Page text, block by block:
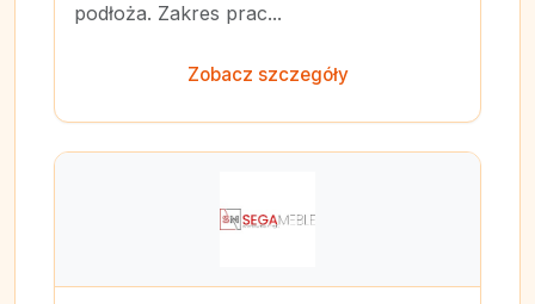
podłoża. Zakres prac...
Zobacz szczegóły